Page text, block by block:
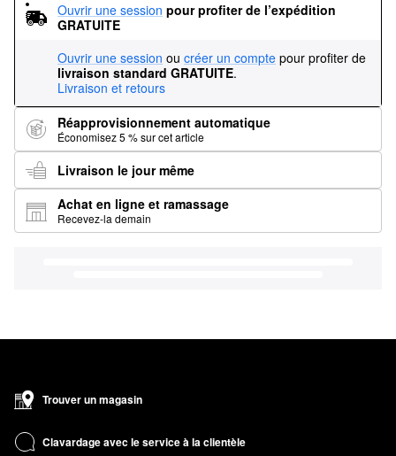
Ouvrir une session pour profiter de l’expédition
GRATUITE
Ouvrir une session ou créer un compte pour profiter de
livraison standard GRATUITE.
Livraison et retours
Réapprovisionnement automatique
Économisez 5 % sur cet article
Livraison le jour même
Achat en ligne et ramassage
Recevez-la demain
Trouver un magasin
Clavardage avec le service à la clientèle